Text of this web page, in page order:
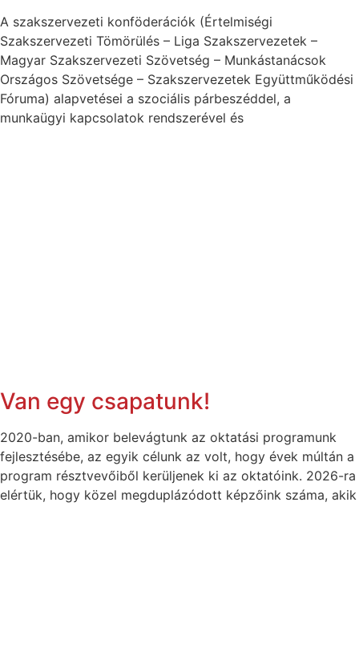
A szakszervezeti konföderációk (Értelmiségi
Szakszervezeti Tömörülés – Liga Szakszervezetek –
Magyar Szakszervezeti Szövetség – Munkástanácsok
Országos Szövetsége – Szakszervezetek Együttműködési
Fóruma) alapvetései a szociális párbeszéddel, a
munkaügyi kapcsolatok rendszerével és
Van egy csapatunk!
2020-ban, amikor belevágtunk az oktatási programunk
fejlesztésébe, az egyik célunk az volt, hogy évek múltán a
program résztvevőiből kerüljenek ki az oktatóink. 2026-ra
elértük, hogy közel megduplázódott képzőink száma, akik